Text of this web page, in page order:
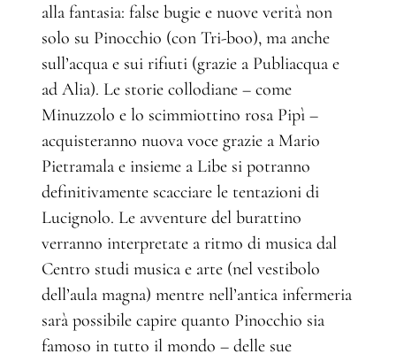
alla fantasia: false bugie e nuove verità non
solo su Pinocchio (con Tri-boo), ma anche
sull’acqua e sui rifiuti (grazie a Publiacqua e
ad Alia). Le storie collodiane – come
Minuzzolo e lo scimmiottino rosa Pipì –
acquisteranno nuova voce grazie a Mario
Pietramala e insieme a Libe si potranno
definitivamente scacciare le tentazioni di
Lucignolo. Le avventure del burattino
verranno interpretate a ritmo di musica dal
Centro studi musica e arte (nel vestibolo
dell’aula magna) mentre nell’antica infermeria
sarà possibile capire quanto Pinocchio sia
famoso in tutto il mondo – delle sue